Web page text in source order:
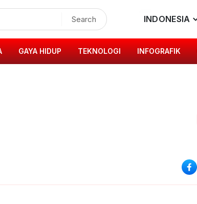
Search INDONESIA
GAYA HIDUP TEKNOLOGI INFOGRAFIK